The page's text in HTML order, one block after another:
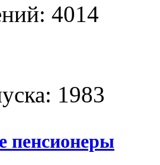
4014
1983
пенсионеры